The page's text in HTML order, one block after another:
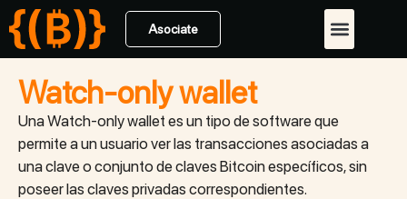
Asociate
Watch-only wallet
Una Watch-only wallet es un tipo de software que
permite a un usuario ver las transacciones asociadas a
una clave o conjunto de claves Bitcoin específicos, sin
poseer las claves privadas correspondientes.